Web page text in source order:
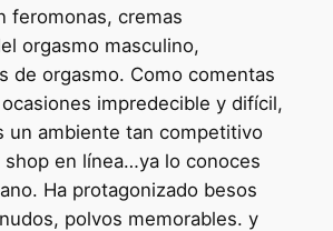
feromonas, cremas
orgasmo masculino,
de orgasmo. Como comentas
impredecible y difícil,
un ambiente tan competitivo
en línea…ya lo conoces
Ha protagonizado besos
polvos memorables. y